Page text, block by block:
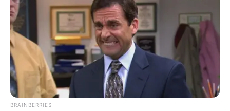
ΔΙΕΘΝΗ
BRAINBERRIES